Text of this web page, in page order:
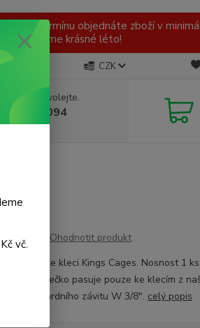
tomto termínu objednáte zboží v
a přejeme krásné léto!
CZK
si rady? Zavolejte.
959 094
16 hod.)
Ohodnotit produkt
kolečko ke kleci Kings Cages. Nosnost 1
Pozor! Kolečko pasuje pouze ke klecím z
nestandardního závitu W 3/8". celý popis
vč.